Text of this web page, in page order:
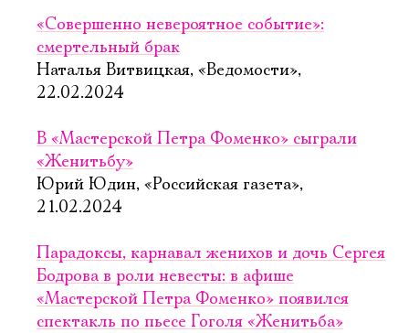
«Совершенно невероятное событие»:
смертельный брак
Наталья Витвицкая, «Ведомости»,
22.02.2024
В «Мастерской Петра Фоменко» сыграли
«Женитьбу»
Юрий Юдин, «Российская газета»,
21.02.2024
Парадоксы, карнавал женихов и дочь Сергея
Бодрова в роли невесты: в афише
«Мастерской Петра Фоменко» появился
спектакль по пьесе Гоголя «Женитьба»